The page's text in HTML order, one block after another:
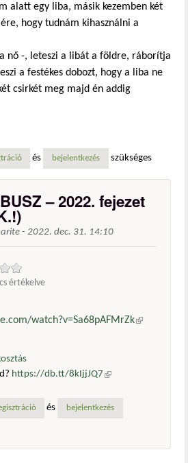
alatt egy liba, másik kezemben két
hogy tudnám kihasználni a
nő -, leteszi a libát a földre, ráborítja
a festékes dobozt, hogy a liba ne
csirkét meg majd én addig
és bejelentkezés szükséges
– 2022. fejezet
- 2022. dec. 31. 14:10
értékelve
watch?v=Sa68pAFMrZk(külső
https://db.tt/8kIjjJQ7 (külső
és bejelentkezés